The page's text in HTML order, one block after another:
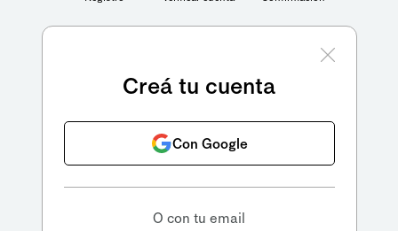
Creá tu cuenta
Con Google
O con tu email